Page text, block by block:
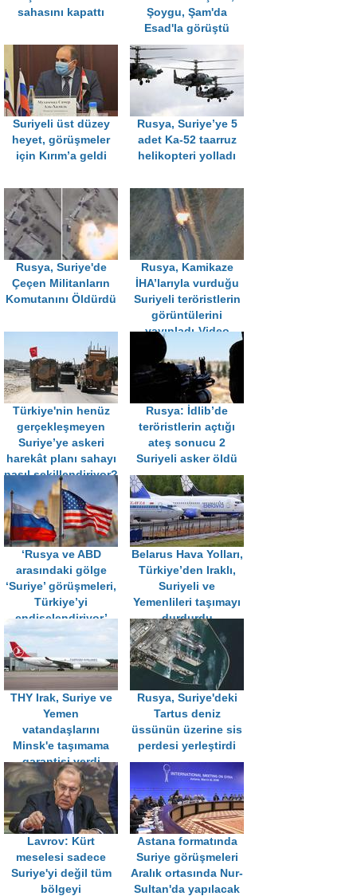
sahasını kapattı
Şoygu, Şam'da
Esad'la görüştü
Suriyeli üst düzey
heyet, görüşmeler
için Kırım’a geldi
Rusya, Suriye’ye 5
adet Ka-52 taarruz
helikopteri yolladı
Rusya, Suriye'de
Çeçen Militanların
Komutanını Öldürdü
Rusya, Kamikaze
İHA’larıyla vurduğu
Suriyeli teröristlerin
görüntülerini
yayınladı-Video
Türkiye'nin henüz
gerçekleşmeyen
Suriye’ye askeri
harekât planı sahayı
nasıl şekillendiriyor?
Rusya: İdlib’de
teröristlerin açtığı
ateş sonucu 2
Suriyeli asker öldü
‘Rusya ve ABD
arasındaki gölge
‘Suriye’ görüşmeleri,
Türkiye’yi
endişelendiriyor’
Belarus Hava Yolları,
Türkiye’den Iraklı,
Suriyeli ve
Yemenlileri taşımayı
durdurdu
THY Irak, Suriye ve
Yemen
vatandaşlarını
Minsk'e taşımama
garantisi verdi
Rusya, Suriye'deki
Tartus deniz
üssünün üzerine sis
perdesi yerleştirdi
Lavrov: Kürt
meselesi sadece
Suriye'yi değil tüm
bölgeyi
Astana formatında
Suriye görüşmeleri
Aralık ortasında Nur-
Sultan'da yapılacak